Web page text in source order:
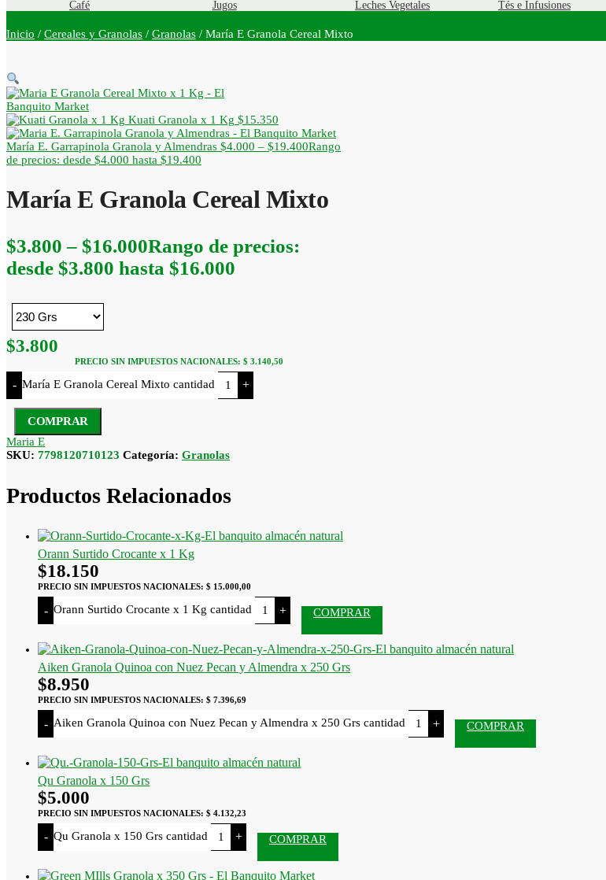
Café Jugos Leches Vegetales Tés e Infusiones
Inicio / Cereales y Granolas / Granolas / María E Granola Cereal Mixto
Kuati Granola x 1 Kg $15.350
María E. Garrapinola Granola y Almendras $4.000 – $19.400Rango
de precios: desde $4.000 hasta $19.400
María E Granola Cereal Mixto
$3.800 – $16.000Rango de precios:
desde $3.800 hasta $16.000
$3.800
PRECIO SIN IMPUESTOS NACIONALES: $ 3.140,50
- María E Granola Cereal Mixto cantidad +
COMPRAR
Maria E
SKU: 7798120710123 Categoría: Granolas
Productos Relacionados
Orann Surtido Crocante x 1 Kg
$18.150
PRECIO SIN IMPUESTOS NACIONALES: $ 15.000,00
- Orann Surtido Crocante x 1 Kg cantidad + COMPRAR
Aiken Granola Quinoa con Nuez Pecan y Almendra x 250 Grs
$8.950
PRECIO SIN IMPUESTOS NACIONALES: $ 7.396,69
- Aiken Granola Quinoa con Nuez Pecan y Almendra x 250 Grs cantidad + COMPRAR
Qu Granola x 150 Grs
$5.000
PRECIO SIN IMPUESTOS NACIONALES: $ 4.132,23
- Qu Granola x 150 Grs cantidad + COMPRAR